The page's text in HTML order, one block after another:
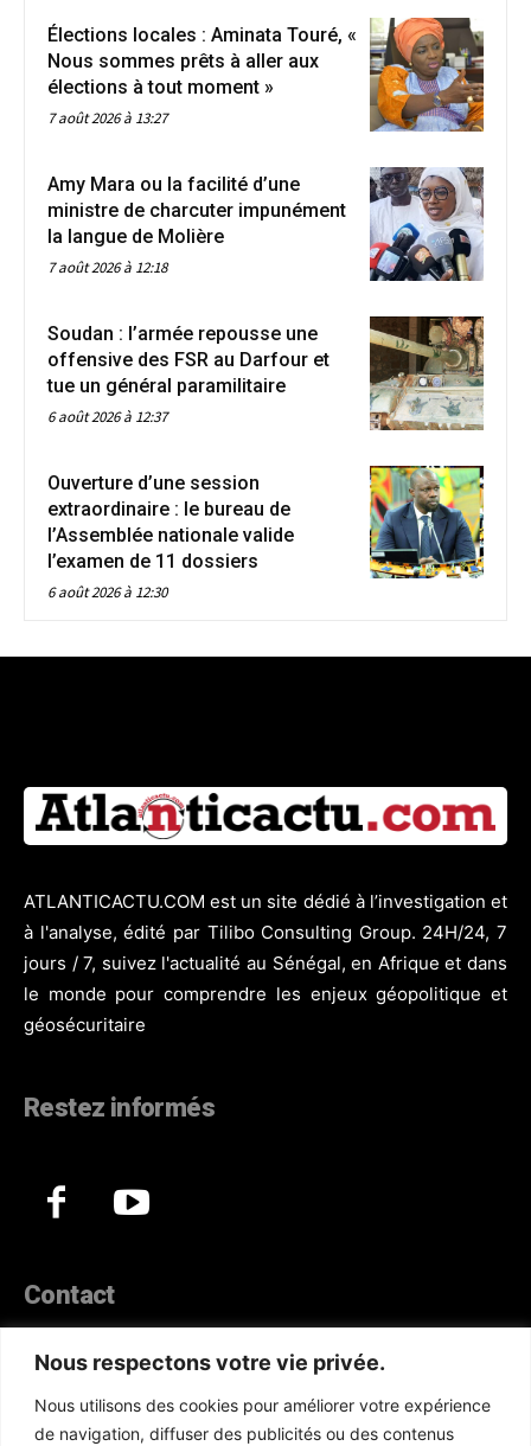
Nous respectons votre vie privée.
Nous utilisons des cookies pour améliorer votre expérience
de navigation, diffuser des publicités ou des contenus
Élections locales : Aminata Touré, «
Nous sommes prêts à aller aux
élections à tout moment »
7 août 2026 à 13:27
Amy Mara ou la facilité d’une
ministre de charcuter impunément
la langue de Molière
7 août 2026 à 12:18
Soudan : l’armée repousse une
offensive des FSR au Darfour et
tue un général paramilitaire
6 août 2026 à 12:37
Ouverture d’une session
extraordinaire : le bureau de
l’Assemblée nationale valide
l’examen de 11 dossiers
6 août 2026 à 12:30
ATLANTICACTU.COM est un site dédié à l’investigation et
à l'analyse, édité par Tilibo Consulting Group. 24H/24, 7
jours / 7, suivez l'actualité au Sénégal, en Afrique et dans
le monde pour comprendre les enjeux géopolitique et
géosécuritaire
Restez informés
Contact
Téléphone :(+221) 70 330 86 87‬
WhatsApp : (+33) 6 52 17 85 46
E-mail : redaction@atlanticactu.com